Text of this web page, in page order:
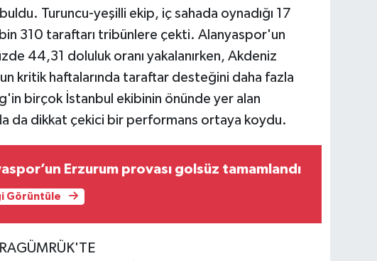
Turuncu-yeşilli ekip, iç sahada oynadığı 17
bin 310 taraftarı tribünlere çekti. Alanyaspor'un
44,31 doluluk oranı yakalanırken, Akdeniz
kritik haftalarında taraftar desteğini daha fazla
birçok İstanbul ekibinin önünde yer alan
da dikkat çekici bir performans ortaya koydu.
Erzurum provası golsüz tamamlandı
Görüntüle